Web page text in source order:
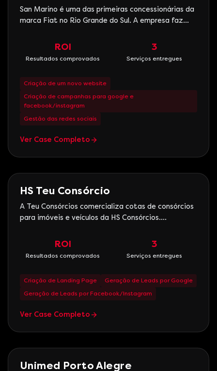
San Marino é uma das primeiras concessionárias da
marca Fiat no Rio Grande do Sul. A empresa faz
rede de lojas estrategicamente posicionada na
ROI
Resultados comprovados
3
Serviços entregues
Criação de um novo website
Criação de campanhas para google e
facebook/instagram
Gestão das redes sociais
Ver Case Completo
Serviços
HS Teu Consórcio
A Teu Consórcios comercializa cotas de consórcios
para imóveis e veículos da HS Consórcios.
negociações com seus cliente, tanto a HS
ROI
Resultados comprovados
3
Serviços entregues
Criação de Landing Page
Geração de Leads por Google
Geração de Leads por Facebook/Instagram
Ver Case Completo
Saúde
Unimed Porto Alegre